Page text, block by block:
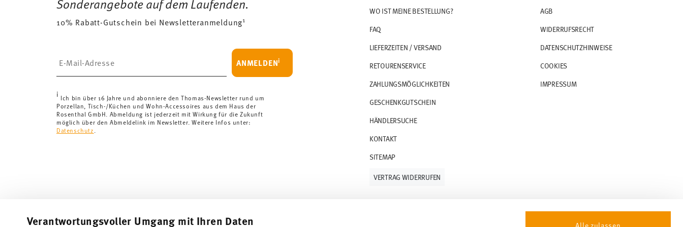
Verantwortungsvoller Umgang mit Ihren Daten
Versandkosten an. Für Deutschland betragen diese 4,90 €. Für alle anderen Länder können Sie die
Lieferkostenhier einsehen.
Für Lieferungen ins Vereinigte Königreich liegt der Mindestbestellwert bei
Schweiz:Lieferungen in die Schweiz sind ab 69,90 CHF versandkostenfrei. Unter einem Bestellwert
von 69,90 CHF liegen die Versandkosten bei 36,90 CHF.
Lieferzeit innerhalb Deutschlands:3-5 Werktage für vorrätige Artikel. Sie können die Lieferzeiten in
andere Länderhier einsehen.
Retouren:Für Retouren nutzen Sie bitte unserenRetourenservice
Sonderangebote auf dem Laufenden.
10% Rabatt-Gutschein bei Newsletteranmeldung1
ANMELDENi
i Ich bin über 16 Jahre und abonniere den Thomas-Newsletter rund um
Porzellan, Tisch-/Küchen und Wohn-Accessoires aus dem Haus der
Rosenthal GmbH. Abmeldung ist jederzeit mit Wirkung für die Zukunft
möglich über den Abmeldelink im Newsletter. Weitere Infos unter:
Datenschutz
WO IST MEINE BESTELLUNG?
FAQ
LIEFERZEITEN / VERSAND
RETOURENSERVICE
ZAHLUNGSMÖGLICHKEITEN
GESCHENKGUTSCHEIN
HÄNDLERSUCHE
KONTAKT
SITEMAP
AGB
WIDERRUFSRECHT
DATENSCHUTZHINWEISE
COOKIES
IMPRESSUM
VERTRAG WIDERRUFEN